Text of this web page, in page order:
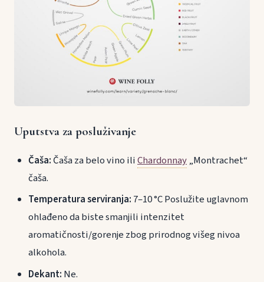
Uputstva za posluživanje
Čaša:Čaša za belo vino iliChardonnay „Montrachet“
čaša.
Temperatura serviranja: 7–10 °C Poslužite uglavnom
ohlađeno da biste smanjili intenzitet
aromatičnosti/gorenje zbog prirodnog višeg nivoa
alkohola.
Dekant: Ne.